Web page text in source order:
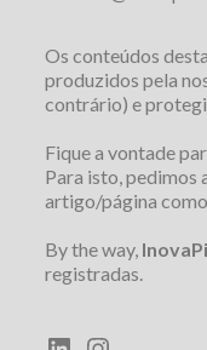
Os conteúdos desta
produzidos pela
contrário) e
Fique a vontade
Para isto, pedimos
artigo/página
By the way,
registradas.